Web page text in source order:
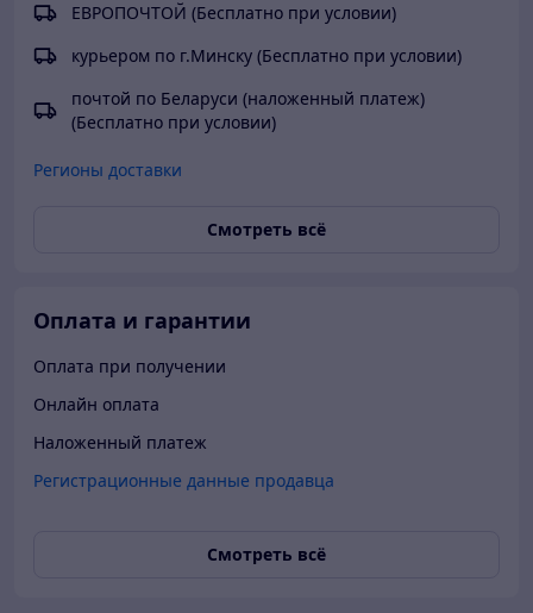
ЕВРОПОЧТОЙ (Бесплатно при условии)
курьером по г.Минску (Бесплатно при условии)
почтой по Беларуси (наложенный платеж)
(Бесплатно при условии)
Регионы доставки
Смотреть всё
Оплата и гарантии
Оплата при получении
Онлайн оплата
Наложенный платеж
Регистрационные данные продавца
Смотреть всё